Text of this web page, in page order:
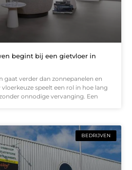
begint bij een gietvloer in
gaat verder dan zonnepanelen en
speelt een rol in hoe lang
onnodige vervanging. Een
BEDRIJVEN